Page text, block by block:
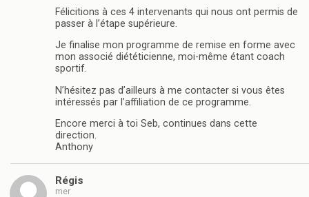
Félicitions à ces 4 intervenants qui nous ont permis de
passer à l’étape supérieure.
Je finalise mon programme de remise en forme avec
mon associé diététicienne, moi-même étant coach
sportif.
N’hésitez pas d’ailleurs à me contacter si vous êtes
intéressés par l’affiliation de ce programme.
Encore merci à toi Seb, continues dans cette
direction.
Anthony
Régis
mer